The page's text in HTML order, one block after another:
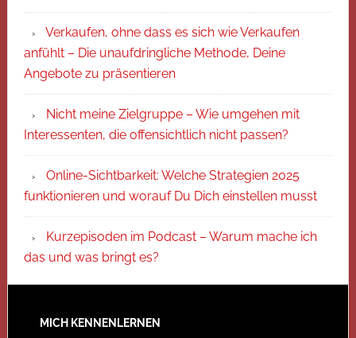
Verkaufen, ohne dass es sich wie Verkaufen
anfühlt – Die unaufdringliche Methode, Deine
Angebote zu präsentieren
Nicht meine Zielgruppe – Wie umgehen mit
Interessenten, die offensichtlich nicht passen?
Online-Sichtbarkeit: Welche Strategien 2025
funktionieren und worauf Du Dich einstellen musst
Kurzepisoden im Podcast – Warum mache ich
das und was bringt es?
MICH KENNENLERNEN